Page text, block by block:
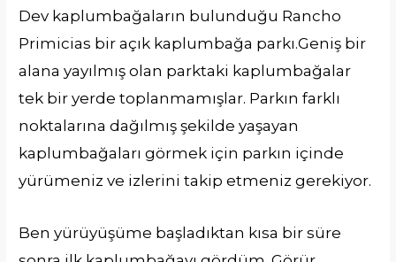
Dev kaplumbağaların bulunduğu Rancho
Primicias bir açık kaplumbağa parkı.Geniş bir
alana yayılmış olan parktaki kaplumbağalar
tek bir yerde toplanmamışlar. Parkın farklı
noktalarına dağılmış şekilde yaşayan
kaplumbağaları görmek için parkın içinde
yürümeniz ve izlerini takip etmeniz gerekiyor.
Ben yürüyüşüme başladıktan kısa bir süre